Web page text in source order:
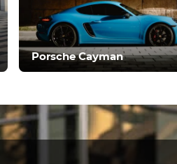
recensione del post
Porsche Cayman